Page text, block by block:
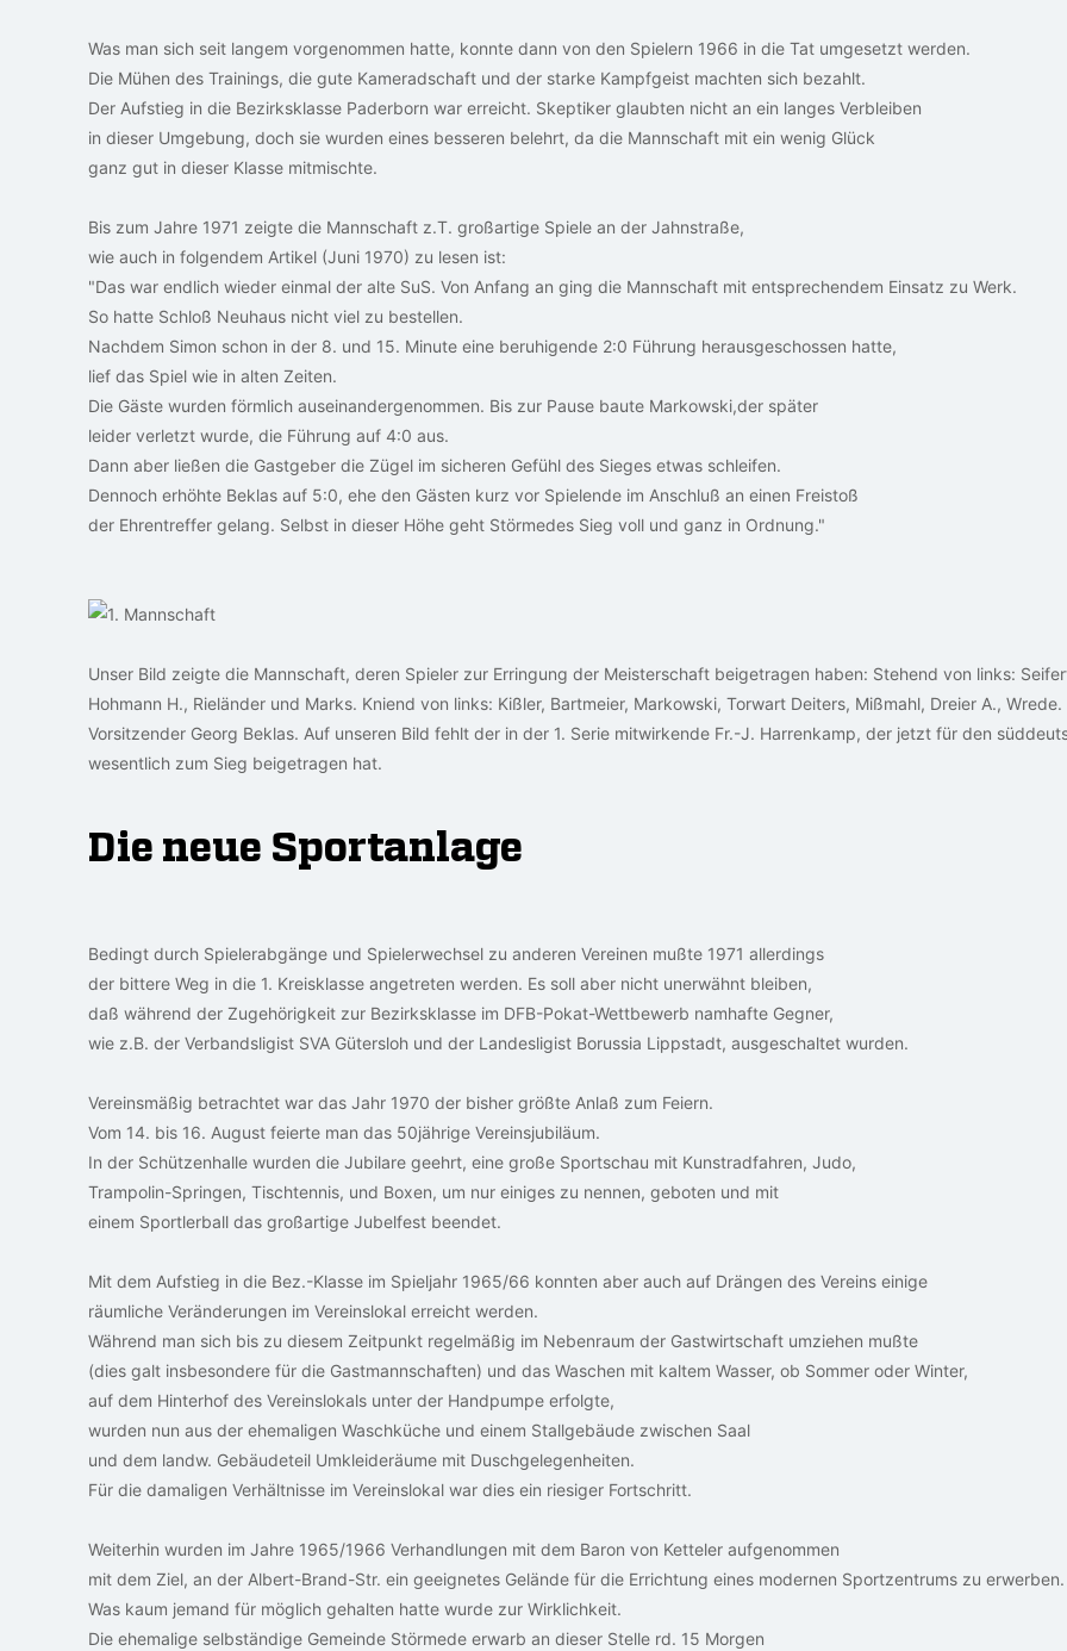
Was man sich seit langem vorgenommen hatte, konnte dann von den Spielern 1966 in die Tat umgesetzt werden.
Die Mühen des Trainings, die gute Kameradschaft und der starke Kampfgeist machten sich bezahlt.
Der Aufstieg in die Bezirksklasse Paderborn war erreicht. Skeptiker glaubten nicht an ein langes Verbleiben
in dieser Umgebung, doch sie wurden eines besseren belehrt, da die Mannschaft mit ein wenig Glück
ganz gut in dieser Klasse mitmischte.
Bis zum Jahre 1971 zeigte die Mannschaft z.T. großartige Spiele an der Jahnstraße,
wie auch in folgendem Artikel (Juni 1970) zu lesen ist:
"Das war endlich wieder einmal der alte SuS. Von Anfang an ging die Mannschaft mit entsprechendem Einsatz zu Werk.
So hatte Schloß Neuhaus nicht viel zu bestellen.
Nachdem Simon schon in der 8. und 15. Minute eine beruhigende 2:0 Führung herausgeschossen hatte,
lief das Spiel wie in alten Zeiten.
Die Gäste wurden förmlich auseinandergenommen. Bis zur Pause baute Markowski,der später
leider verletzt wurde, die Führung auf 4:0 aus.
Dann aber ließen die Gastgeber die Zügel im sicheren Gefühl des Sieges etwas schleifen.
Dennoch erhöhte Beklas auf 5:0, ehe den Gästen kurz vor Spielende im Anschluß an einen Freistoß
der Ehrentreffer gelang. Selbst in dieser Höhe geht Störmedes Sieg voll und ganz in Ordnung."
Unser Bild zeigte die Mannschaft, deren Spieler zur Erringung der Meisterschaft beigetragen haben: Stehend von links:
Hohmann H., Rieländer und Marks. Kniend von links: Kißler, Bartmeier, Markowski, Torwart Deiters, Mißmahl, Dreier A.,
Vorsitzender Georg Beklas. Auf unseren Bild fehlt der in der 1. Serie mitwirkende Fr.-J. Harrenkamp, der jetzt für den
wesentlich zum Sieg beigetragen hat.
Die neue Sportanlage
Bedingt durch Spielerabgänge und Spielerwechsel zu anderen Vereinen mußte 1971 allerdings
der bittere Weg in die 1. Kreisklasse angetreten werden. Es soll aber nicht unerwähnt bleiben,
daß während der Zugehörigkeit zur Bezirksklasse im DFB-Pokat-Wettbewerb namhafte Gegner,
wie z.B. der Verbandsligist SVA Gütersloh und der Landesligist Borussia Lippstadt, ausgeschaltet wurden.
Vereinsmäßig betrachtet war das Jahr 1970 der bisher größte Anlaß zum Feiern.
Vom 14. bis 16. August feierte man das 50jährige Vereinsjubiläum.
In der Schützenhalle wurden die Jubilare geehrt, eine große Sportschau mit Kunstradfahren, Judo,
Trampolin-Springen, Tischtennis, und Boxen, um nur einiges zu nennen, geboten und mit
einem Sportlerball das großartige Jubelfest beendet.
Mit dem Aufstieg in die Bez.-Klasse im Spieljahr 1965/66 konnten aber auch auf Drängen des Vereins einige
räumliche Veränderungen im Vereinslokal erreicht werden.
Während man sich bis zu diesem Zeitpunkt regelmäßig im Nebenraum der Gastwirtschaft umziehen mußte
(dies galt insbesondere für die Gastmannschaften) und das Waschen mit kaltem Wasser, ob Sommer oder Winter,
auf dem Hinterhof des Vereinslokals unter der Handpumpe erfolgte,
wurden nun aus der ehemaligen Waschküche und einem Stallgebäude zwischen Saal
und dem landw. Gebäudeteil Umkleideräume mit Duschgelegenheiten.
Für die damaligen Verhältnisse im Vereinslokal war dies ein riesiger Fortschritt.
Weiterhin wurden im Jahre 1965/1966 Verhandlungen mit dem Baron von Ketteler aufgenommen
mit dem Ziel, an der Albert-Brand-Str. ein geeignetes Gelände für die Errichtung eines modernen Sportzentrums zu erwerben.
Was kaum jemand für möglich gehalten hatte wurde zur Wirklichkeit.
Die ehemalige selbständige Gemeinde Störmede erwarb an dieser Stelle rd. 15 Morgen